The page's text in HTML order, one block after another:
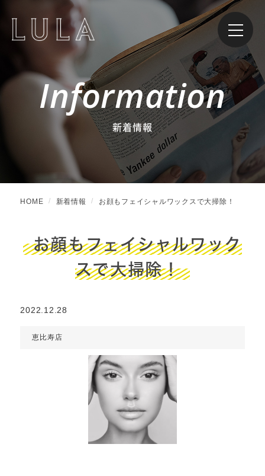
Information
新着情報
HOME 新着情報 お顔もフェイシャルワックスで大掃除！
お顔もフェイシャルワック
スで大掃除！
2022.12.28
恵比寿店